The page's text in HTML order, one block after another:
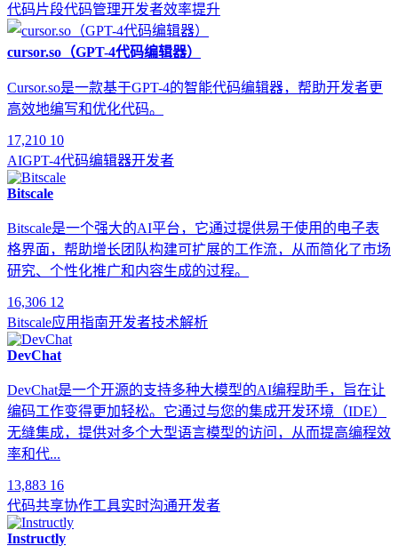
代码片段代码管理开发者效率提升
cursor.so（GPT-4代码编辑器）
Cursor.so是一款基于GPT-4的智能代码编辑器，帮助开发者更
高效地编写和优化代码。
17,210 10
AIGPT-4代码编辑器开发者
Bitscale
Bitscale是一个强大的AI平台，它通过提供易于使用的电子表
格界面，帮助增长团队构建可扩展的工作流，从而简化了市场
研究、个性化推广和内容生成的过程。
16,306 12
Bitscale应用指南开发者技术解析
DevChat
DevChat是一个开源的支持多种大模型的AI编程助手，旨在让
编码工作变得更加轻松。它通过与您的集成开发环境（IDE）
无缝集成，提供对多个大型语言模型的访问，从而提高编程效
率和代...
13,883 16
代码共享协作工具实时沟通开发者
Instructly